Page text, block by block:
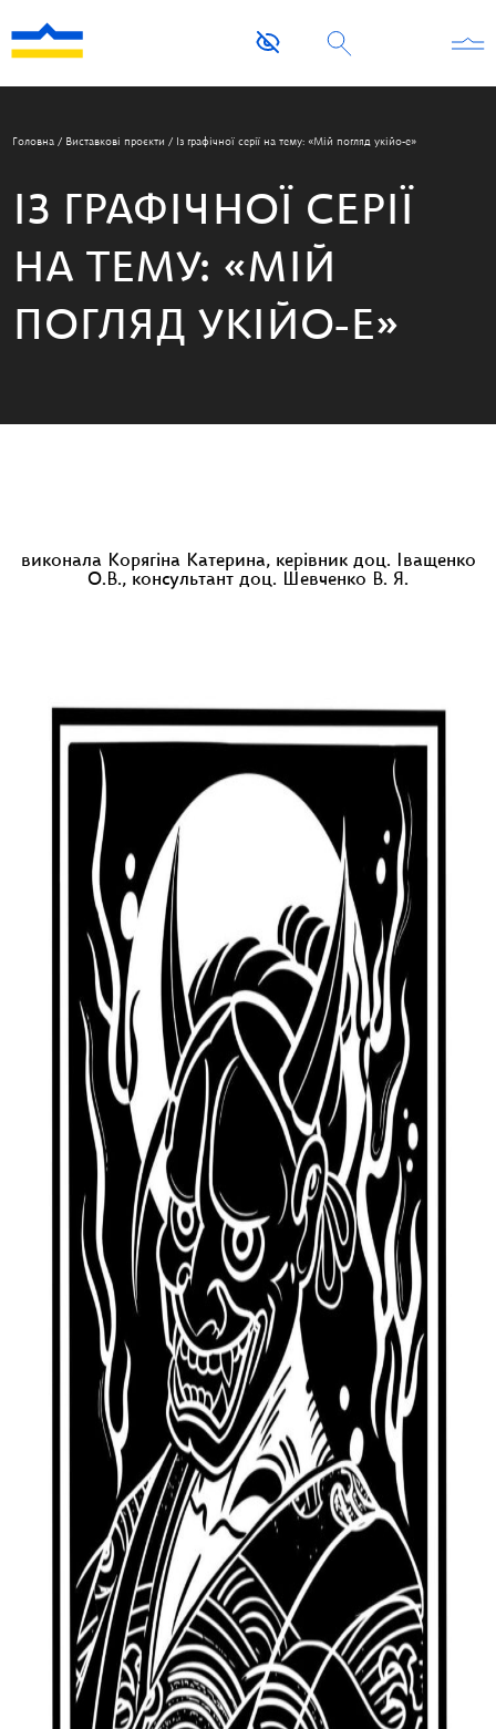
Головна / Виставкові проєкти / Із графічної серії на тему: «Мій погляд укійо-е»
ІЗ ГРАФІЧНОЇ СЕРІЇ
НА ТЕМУ: «МІЙ
ПОГЛЯД УКІЙО-Е»
виконала Корягіна Катерина, керівник доц. Іващенко
О.В., консультант доц. Шевченко В. Я.